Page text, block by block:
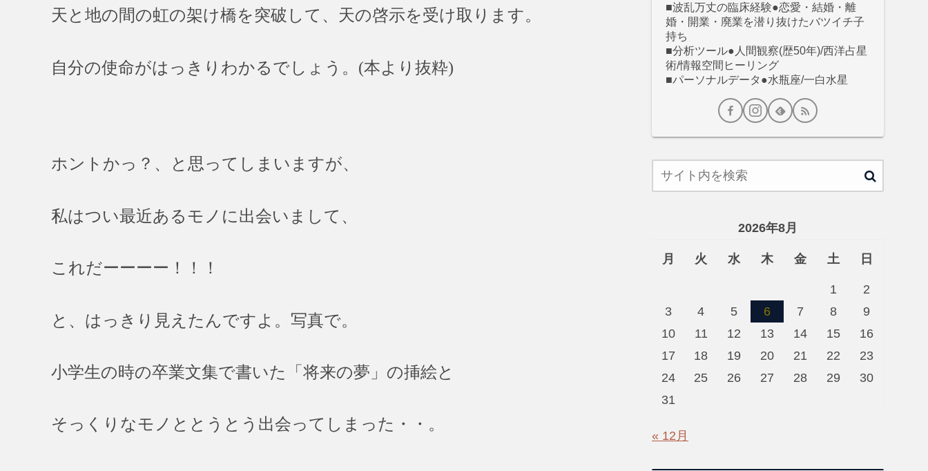
天と地の間の虹の架け橋を突破して、天の啓示を受け取ります。
自分の使命がはっきりわかるでしょう。(本より抜粋)
ホントかっ？、と思ってしまいますが、
私はつい最近あるモノに出会いまして、
これだーーーー！！！
と、はっきり見えたんですよ。写真で。
小学生の時の卒業文集で書いた「将来の夢」の挿絵と
そっくりなモノととうとう出会ってしまった・・。
■波乱万丈の臨床経験●恋愛・結婚・離
婚・開業・廃業を潜り抜けたバツイチ子
持ち
■分析ツール●人間観察(歴50年)/西洋占星
術/情報空間ヒーリング
■パーソナルデータ●水瓶座/一白水星
2026年8月
月 火 水 木 金 土 日
1
2
3
4 5 6 7 8
9
10
11 12 13 14 15
16
17
18 19 20 21 22
23
24
25 26 27 28 29
30
31
« 12月